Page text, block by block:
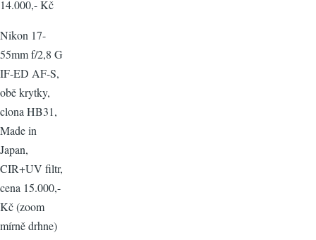
14.000,- Kč
Nikon 17-
55mm f/2,8 G
IF-ED AF-S,
obě krytky,
clona HB31,
Made in
Japan,
CIR+UV filtr,
cena 15.000,-
Kč (zoom
mírně drhne)